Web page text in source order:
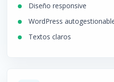
Diseño responsive
WordPress
Textos claros